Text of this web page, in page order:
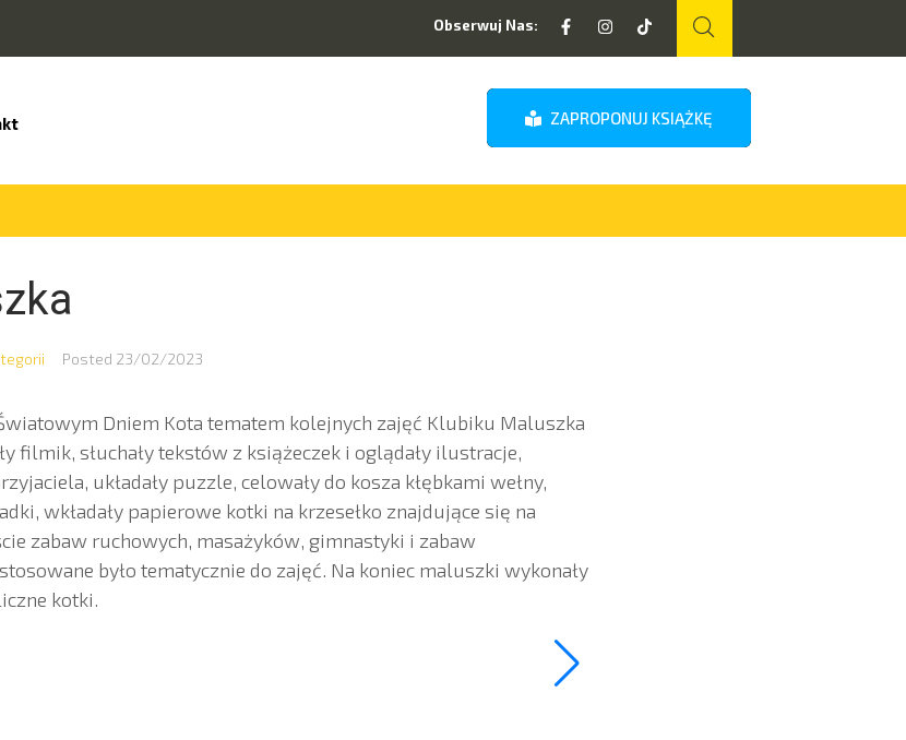
Obserwuj Nas:
ZAPROPONUJ KSIĄŻKĘ
Posted 23/02/2023
Dniem Kota tematem kolejnych zajęć Klubiku Maluszka
filmik, słuchały tekstów z książeczek i oglądały ilustracje,
układały puzzle, celowały do kosza kłębkami wełny,
wkładały papierowe kotki na krzesełko znajdujące się na
zabaw ruchowych, masażyków, gimnastyki i zabaw
było tematycznie do zajęć. Na koniec maluszki wykonały
kotki.